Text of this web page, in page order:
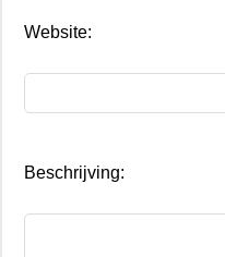
Website:
Beschrijving: